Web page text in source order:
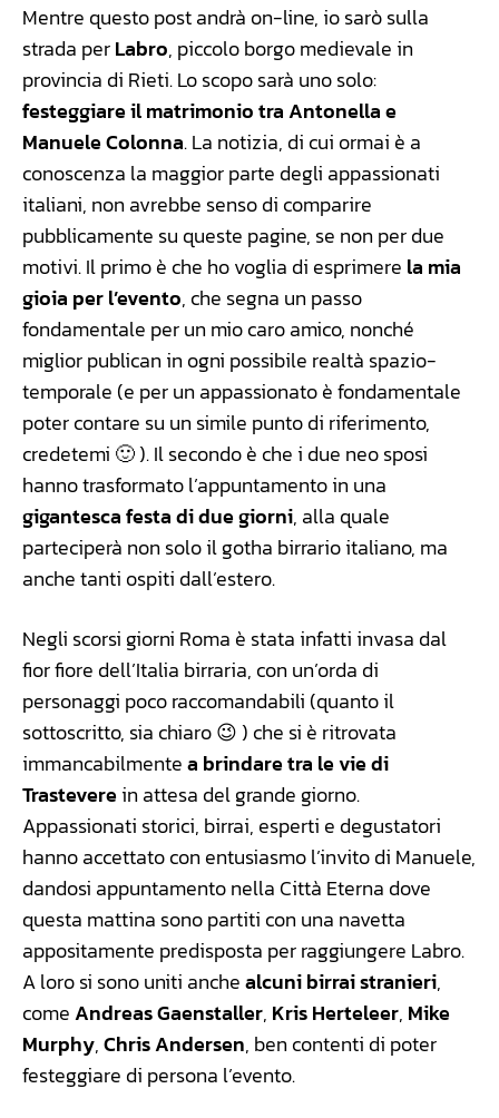
Mentre questo post andrà on-line, io sarò sulla
strada perLabro, piccolo borgo medievale in
provincia di Rieti. Lo scopo sarà uno solo:
festeggiare il matrimonio tra Antonella e
Manuele Colonna. La notizia, di cui ormai è a
conoscenza la maggior parte degli appassionati
italiani, non avrebbe senso di comparire
pubblicamente su queste pagine, se non per due
motivi. Il primo è che ho voglia di esprimere la mia
gioia per l’evento, che segna un passo
fondamentale per un mio caro amico, nonché
miglior publican in ogni possibile realtà spazio-
temporale (e per un appassionato è fondamentale
poter contare su un simile punto di riferimento,
credetemi 🙂 ). Il secondo è che i due neo sposi
hanno trasformato l’appuntamento in una
gigantesca festa di due giorni, alla quale
parteciperà non solo il gotha birrario italiano, ma
anche tanti ospiti dall’estero.
Negli scorsi giorni Roma è stata infatti invasa dal
fior fiore dell’Italia birraria, con un’orda di
personaggi poco raccomandabili (quanto il
sottoscritto, sia chiaro 😉 ) che si è ritrovata
immancabilmentea brindare tra le vie di
Trasteverein attesa del grande giorno.
Appassionati storici, birrai, esperti e degustatori
hanno accettato con entusiasmo l’invito di Manuele,
dandosi appuntamento nella Città Eterna dove
questa mattina sono partiti con una navetta
appositamente predisposta per raggiungere Labro.
A loro si sono uniti anchealcuni birrai stranieri,
comeAndreas Gaenstaller, Kris Herteleer, Mike
Murphy,Chris Andersen, ben contenti di poter
festeggiare di persona l’evento.